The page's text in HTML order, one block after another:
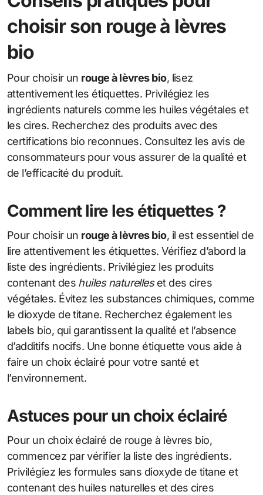
choisir son rouge à lèvres
bio
Pour choisir un rouge à lèvres bio, lisez
attentivement les étiquettes. Privilégiez les
ingrédients naturels comme les huiles végétales et
les cires. Recherchez des produits avec des
certifications bio reconnues. Consultez les avis de
consommateurs pour vous assurer de la qualité et
de l’efficacité du produit.
Comment lire les étiquettes ?
Pour choisir un rouge à lèvres bio, il est essentiel de
lire attentivement les étiquettes. Vérifiez d’abord la
liste des ingrédients. Privilégiez les produits
contenant des huiles naturelleset des cires
végétales. Évitez les substances chimiques, comme
le dioxyde de titane. Recherchez également les
labels bio, qui garantissent la qualité et l’absence
d’additifs nocifs. Une bonne étiquette vous aide à
faire un choix éclairé pour votre santé et
l’environnement.
Astuces pour un choix éclairé
Pour un choix éclairé de rouge à lèvres bio,
commencez par vérifier la liste des ingrédients.
Privilégiez les formules sans dioxyde de titane et
contenant des huiles naturelles et des cires